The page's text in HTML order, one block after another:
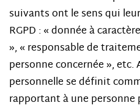
suivants ont le sens qui
RGPD : « donnée à
», « responsable de
personne concernée », etc.
personnelle se définit
rapportant à une